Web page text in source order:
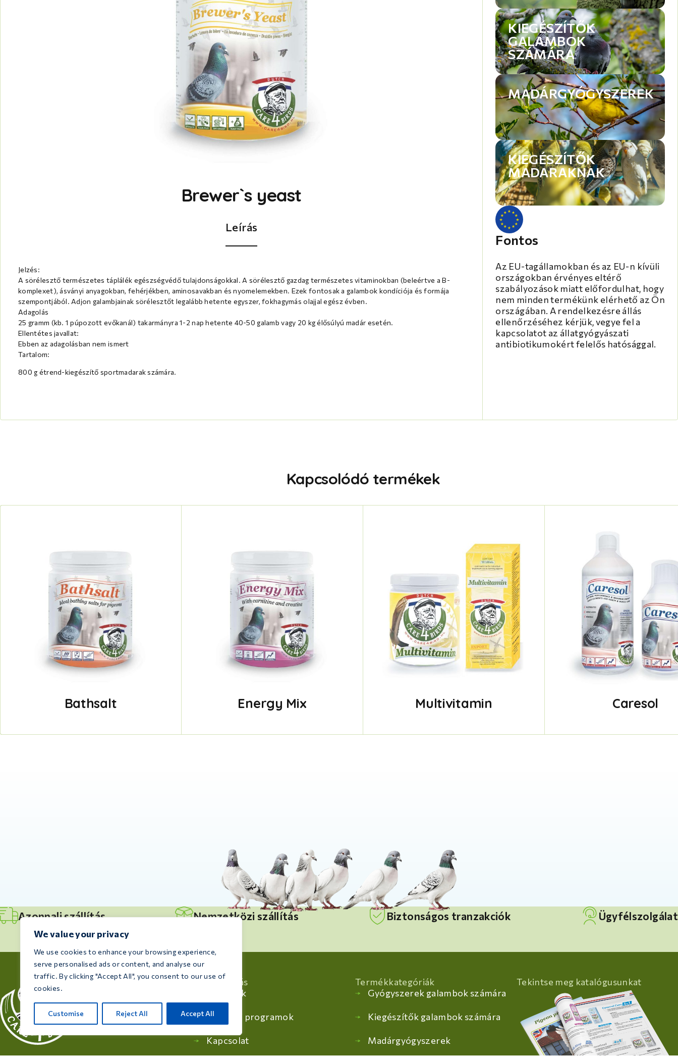
We value your privacy
We use cookies to enhance your browsing experience,
serve personalised ads or content, and analyse our
traffic. By clicking "Accept All", you consent to our use of
cookies.
Customise Reject All Accept All
Brewer`s yeast
Leírás
Jelzés:
A sörélesztő természetes táplálék egészségvédő tulajdonságokkal. A sörélesztő gazdag természetes vitaminokban (beleértve a B-
komplexet), ásványi anyagokban, fehérjékben, aminosavakban és nyomelemekben. Ezek fontosak a galambok kondíciója és formája
szempontjából. Adjon galambjainak sörélesztőt legalább hetente egyszer, fokhagymás olajjal egész évben.
Adagolás
25 gramm (kb. 1 púpozott evőkanál) takarmányra 1-2 nap hetente 40-50 galamb vagy 20 kg élősúlyú madár esetén.
Ellentétes javallat:
Ebben az adagolásban nem ismert
Tartalom:
800 g étrend-kiegészítő sportmadarak számára.
KIEGÉSZÍTŐK
GALAMBOK
SZÁMÁRA
MADÁRGYÓGYSZEREK
KIEGÉSZÍTŐK
MADARAKNAK
Fontos
Az EU-tagállamokban és az EU-n kívüli
országokban érvényes eltérő
szabályozások miatt előfordulhat, hogy
nem minden termékünk elérhető az Ön
országában. A rendelkezésre állás
ellenőrzéséhez kérjük, vegye fel a
kapcsolatot az állatgyógyászati
antibiotikumokért felelős hatósággal.
Kapcsolódó termékek
Bathsalt Energy Mix Multivitamin Caresol
Azonnali szállítás Nemzetközi szállítás Biztonságos tranzakciók Ügyfélszolgálat
Tájékoztatás
Tanácsok
Repülési programok
Kapcsolat
Termékkategóriák
Gyógyszerek galambok számára
Kiegészítők galambok számára
Madárgyógyszerek
Tekintse meg katalógusunkat